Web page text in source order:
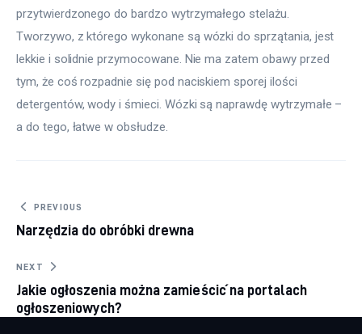
przytwierdzonego do bardzo wytrzymałego stelażu.
Tworzywo, z którego wykonane są wózki do sprzątania, jest
lekkie i solidnie przymocowane. Nie ma zatem obawy przed
tym, że coś rozpadnie się pod naciskiem sporej ilości
detergentów, wody i śmieci. Wózki są naprawdę wytrzymałe –
a do tego, łatwe w obsłudze.
Nawigacja wpisu
PREVIOUS
Narzędzia do obróbki drewna
NEXT
Jakie ogłoszenia można zamieścić na portalach
ogłoszeniowych?